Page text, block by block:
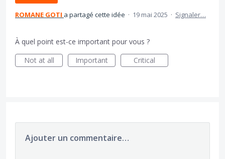
ROMANE GOTI a partagé cette idée · 19 mai 2025 · Signaler…
À quel point est-ce important pour vous ?
Not at all
Important Critical
Ajouter un commentaire…